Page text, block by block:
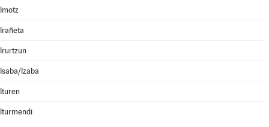
Imotz
Irañeta
Irurtzun
Isaba/Izaba
Ituren
Iturmendi